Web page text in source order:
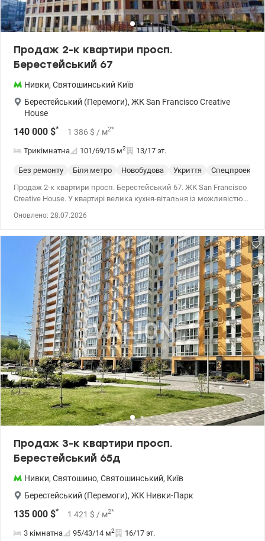
Продаж 2-к квартири просп.
Берестейський 67
Нивки, Святошинський Київ
Берестейський (Перемоги), ЖК San Francisco Creative
House
140 000 $* 1 386 $ / м2*
Трикімнатна 101/69/15 м2 13/17 эт.
Без ремонту Біля метро Новобудова Укриття Спецпроект
Продаж 2-к квартири просп. Берестейський 67. ЖК San Francisco
Creative House. У квартирі велика кухня-вітальня із можливістю
Оновлено: 28.07.2026
Продаж 3-к квартири просп.
Берестейський 65д
Нивки, Святошино, Святошинський, Київ
Берестейський (Перемоги), ЖК Нивки-Парк
135 000 $* 1 421 $ / м2*
3 кімнатна 95/43/14 м2 16/17 эт.